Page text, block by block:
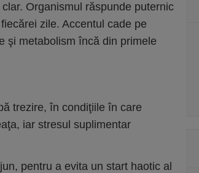
Organismul răspunde puternic
zile. Accentul cade pe
şi metabolism încă din primele
trezire, în condiţiile în care
iar stresul suplimentar
pentru a evita un start haotic al